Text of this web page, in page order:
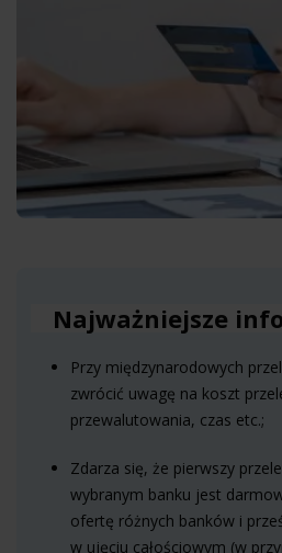
Najważniejsze
Przy międzynarodowych
zwrócić uwagę na koszt
przewalutowania, czas etc.;
Zdarza się, że pierwszy
wybranym banku jest
ofertę różnych banków i
w ujęciu całościowym (w